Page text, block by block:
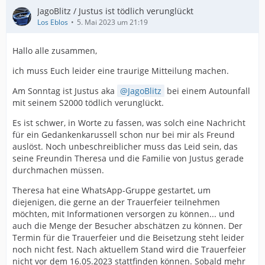
JagoBlitz / Justus ist tödlich verunglückt
Los Eblos 5. Mai 2023 um 21:19
Hallo alle zusammen,
ich muss Euch leider eine traurige Mitteilung machen.
Am Sonntag ist Justus aka
JagoBlitz bei einem Autounfall
mit seinem S2000 tödlich verunglückt.
Es ist schwer, in Worte zu fassen, was solch eine Nachricht
für ein Gedankenkarussell schon nur bei mir als Freund
auslöst. Noch unbeschreiblicher muss das Leid sein, das
seine Freundin Theresa und die Familie von Justus gerade
durchmachen müssen.
Theresa hat eine WhatsApp-Gruppe gestartet, um
diejenigen, die gerne an der Trauerfeier teilnehmen
möchten, mit Informationen versorgen zu können... und
auch die Menge der Besucher abschätzen zu können. Der
Termin für die Trauerfeier und die Beisetzung steht leider
noch nicht fest. Nach aktuellem Stand wird die Trauerfeier
nicht vor dem 16.05.2023 stattfinden können. Sobald mehr